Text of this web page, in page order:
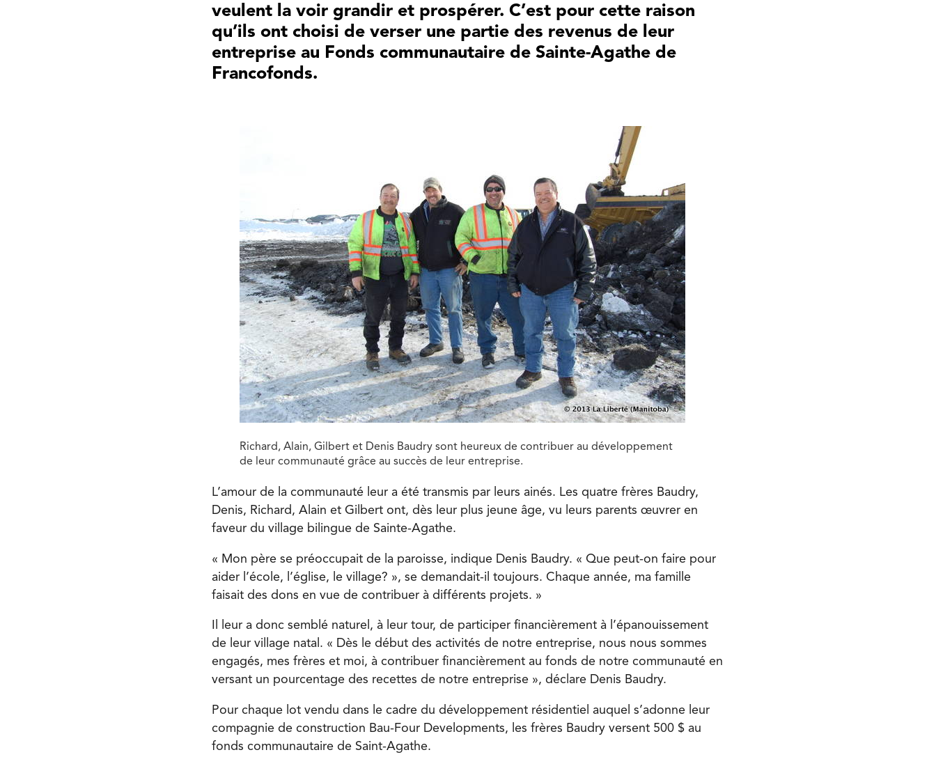
veulent la voir grandir et prospérer. C’est pour cette raison
qu’ils ont choisi de verser une partie des revenus de leur
entreprise au Fonds communautaire de Sainte-Agathe de
Francofonds.
Richard, Alain, Gilbert et Denis Baudry sont heureux de contribuer au développement
de leur communauté grâce au succès de leur entreprise.
L’amour de la communauté leur a été transmis par leurs ainés. Les quatre frères Baudry,
Denis, Richard, Alain et Gilbert ont, dès leur plus jeune âge, vu leurs parents œuvrer en
faveur du village bilingue de Sainte-Agathe.
« Mon père se préoccupait de la paroisse, indique Denis Baudry. « Que peut-on faire pour
aider l’école, l’église, le village? », se demandait-il toujours. Chaque année, ma famille
faisait des dons en vue de contribuer à différents projets. »
Il leur a donc semblé naturel, à leur tour, de participer financièrement à l’épanouissement
de leur village natal. « Dès le début des activités de notre entreprise, nous nous sommes
engagés, mes frères et moi, à contribuer financièrement au fonds de notre communauté en
versant un pourcentage des recettes de notre entreprise », déclare Denis Baudry.
Pour chaque lot vendu dans le cadre du développement résidentiel auquel s’adonne leur
compagnie de construction Bau-Four Developments, les frères Baudry versent 500 $ au
fonds communautaire de Saint-Agathe.